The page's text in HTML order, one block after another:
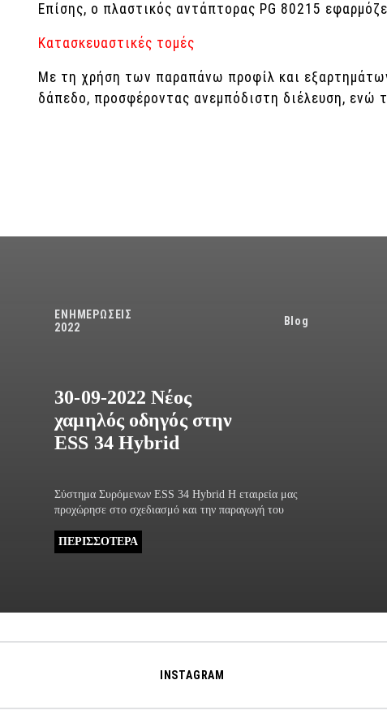
Επίσης, ο πλαστικός αντάπτορας PG 80215
Κατασκευαστικές τομές
Με τη χρήση των παραπάνω προφίλ και
δάπεδο, προσφέροντας ανεμπόδιστη διέλευση,
ΕΝΗΜΕΡΩΣΕΙΣ
2022
Blog
30-09-2022 Νέος
χαμηλός οδηγός στην
ESS 34 Hybrid
Σύστημα Συρόμενων ESS 34 Hybrid Η εταιρεία μας
προχώρησε στο σχεδιασμό και την παραγωγή του
ΠΕΡΙΣΣΟΤΕΡΑ
INSTAGRAM